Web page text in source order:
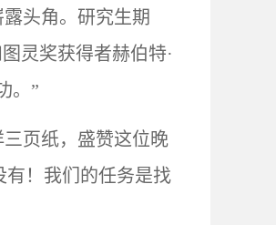
头角。研究生期
灵奖获得者赫伯特·
。”
页纸，盛赞这位晚
！我们的任务是找